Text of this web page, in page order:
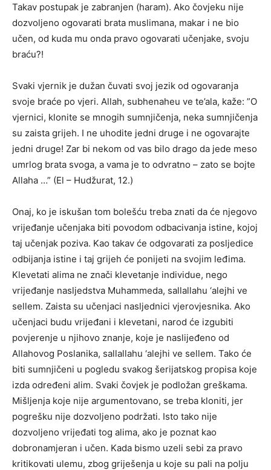
Takav postupak je zabranjen (haram). Ako čovjeku nije
dozvoljeno ogovarati brata muslimana, makar i ne bio
učen, od kuda mu onda pravo ogovarati učenjake, svoju
braću?!
Svaki vjernik je dužan čuvati svoj jezik od ogovaranja
svoje braće po vjeri. Allah, subhenaheu ve te’ala, kaže: ”O
vjernici, klonite se mnogih sumnjičenja, neka sumnjičenja
su zaista grijeh. I ne uhodite jedni druge i ne ogovarajte
jedni druge! Zar bi nekom od vas bilo drago da jede meso
umrlog brata svoga, a vama je to odvratno – zato se bojte
Allaha …” (El – Hudžurat, 12.)
Onaj, ko je iskušan tom bolešću treba znati da će njegovo
vrijeđanje učenjaka biti povodom odbacivanja istine, kojoj
taj učenjak poziva. Kao takav će odgovarati za posljedice
odbijanja istine i taj grijeh će ponijeti na svojim leđima.
Klevetati alima ne znači klevetanje individue, nego
vrijeđanje nasljedstva Muhammeda, sallallahu ‘alejhi ve
sellem. Zaista su učenjaci nasljednici vjerovjesnika. Ako
učenjaci budu vrijeđani i klevetani, narod će izgubiti
povjerenje u njihovo znanje, koje je naslijeđeno od
Allahovog Poslanika, sallallahu ‘alejhi ve sellem. Tako će
biti sumnjičeni u pogledu svakog šerijatskog propisa koje
izda određeni alim. Svaki čovjek je podložan greškama.
Mišljenja koje nije argumentovano, se treba kloniti, jer
pogrešku nije dozvoljeno podržati. Isto tako nije
dozvoljeno vrijeđati tog alima, ako je poznat kao
dobronamjeran i učen. Kada bismo uzeli sebi za pravo
kritikovati ulemu, zbog griješenja u koje su pali na polju